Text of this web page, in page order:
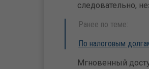
следовательно,
Ранее по теме:
По налоговым
Мгновенный